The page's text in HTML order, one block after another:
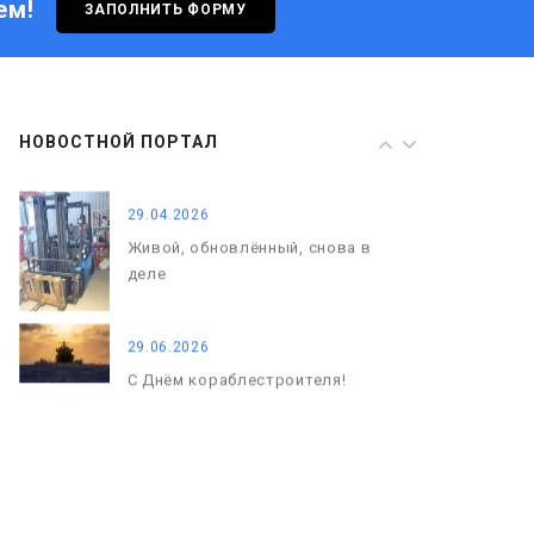
ЗАПОЛНИТЬ ФОРМУ
НОВОСТНОЙ ПОРТАЛ
С Днём кораблестроителя!
С Днём Победы. Память, которая
29.04.2026
Живой, обновлённый, снова в
деле
29.06.2026
С Днём кораблестроителя!